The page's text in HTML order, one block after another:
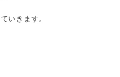
いきます。